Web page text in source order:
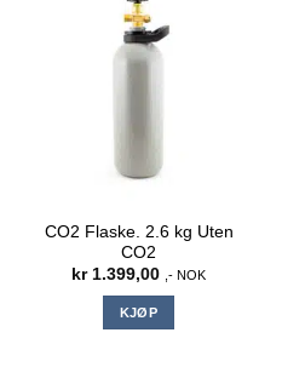
CO2 Flaske. 2.6 kg Uten
CO2
kr1.399,00 ,- NOK
KJØP